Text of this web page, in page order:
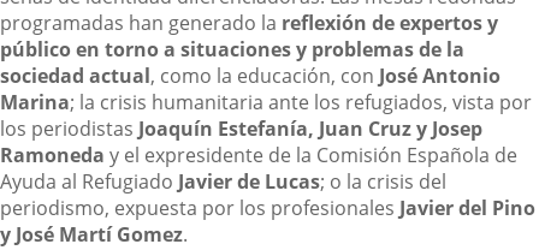
programadas han generado la reflexión de expertos y
públicoen torno a situaciones y problemas de la
sociedad actual, como la educación, con José Antonio
Marina; la crisis humanitaria ante los refugiados, vista por
los periodistas Joaquín Estefanía, Juan Cruz y Josep
Ramoneda y el expresidente de la Comisión Española de
Ayuda al Refugiado Javier de Lucas; o la crisis del
periodismo, expuesta por los profesionales Javier del Pino
y José Martí Gomez.